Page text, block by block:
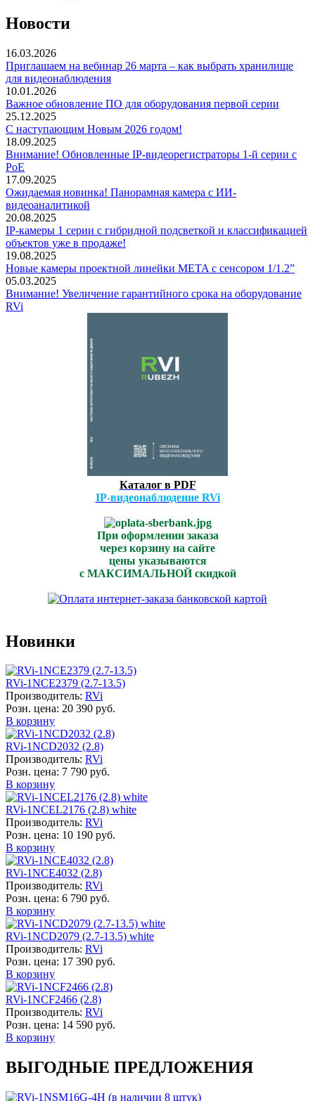
Новости
16.03.2026
Приглашаем на вебинар 26 марта – как выбрать хранилище
для видеонаблюдения
10.01.2026
Важное обновление ПО для оборудования первой серии
25.12.2025
С наступающим Новым 2026 годом!
18.09.2025
Внимание! Обновленные IP-видеорегистраторы 1-й серии с
PoE
17.09.2025
Ожидаемая новинка! Панорамная камера с ИИ-
видеоаналитикой
20.08.2025
IP-камеры 1 серии с гибридной подсветкой и классификацией
объектов уже в продаже!
19.08.2025
Новые камеры проектной линейки META с сенсором 1/1.2”
05.03.2025
Внимание! Увеличение гарантийного срока на оборудование
RVi
Каталог в PDF
IP-видеонаблюдение RVi
При оформлении заказа
через корзину на сайте
цены указываются
с МАКСИМАЛЬНОЙ скидкой
Новинки
RVi-1NCE2379 (2.7-13.5)
Производитель: RVi
Розн. цена: 20 390 руб.
В корзину
RVi-1NCD2032 (2.8)
Производитель: RVi
Розн. цена: 7 790 руб.
В корзину
RVi-1NCEL2176 (2.8) white
Производитель: RVi
Розн. цена: 10 190 руб.
В корзину
RVi-1NCE4032 (2.8)
Производитель: RVi
Розн. цена: 6 790 руб.
В корзину
RVi-1NCD2079 (2.7-13.5) white
Производитель: RVi
Розн. цена: 17 390 руб.
В корзину
RVi-1NCF2466 (2.8)
Производитель: RVi
Розн. цена: 14 590 руб.
В корзину
ВЫГОДНЫЕ ПРЕДЛОЖЕНИЯ